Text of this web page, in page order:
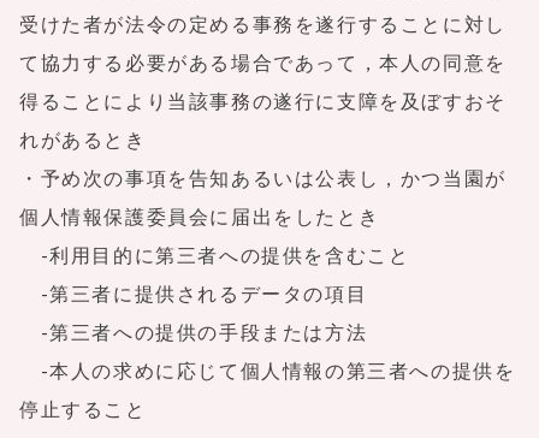
受けた者が法令の定める事務を遂行することに対し
て協力する必要がある場合であって，本人の同意を
得ることにより当該事務の遂行に支障を及ぼすおそ
れがあるとき
・予め次の事項を告知あるいは公表し，かつ当園が
個人情報保護委員会に届出をしたとき
-利用目的に第三者への提供を含むこと
-第三者に提供されるデータの項目
-第三者への提供の手段または方法
-本人の求めに応じて個人情報の第三者への提供を
停止すること